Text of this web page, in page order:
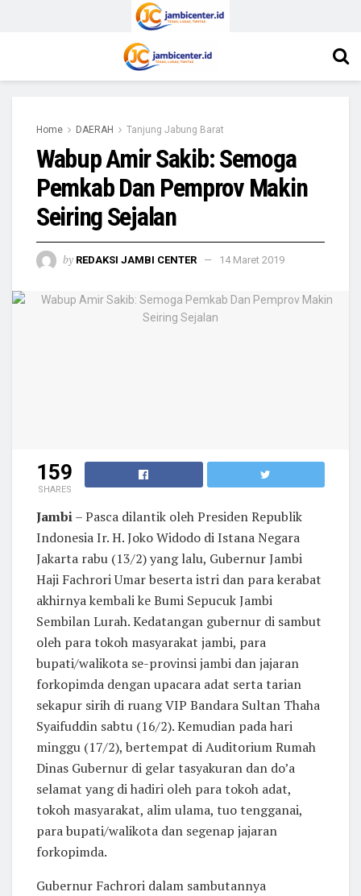
Home DAERAH Tanjung Jabung Barat
Wabup Amir Sakib: Semoga
Pemkab Dan Pemprov Makin
Seiring Sejalan
by REDAKSI JAMBI CENTER 14 Maret 2019
159
SHARES
Jambi– Pasca dilantik oleh Presiden Republik
Indonesia Ir. H. Joko Widodo di Istana Negara
Jakarta rabu (13/2) yang lalu, Gubernur Jambi
Haji Fachrori Umar beserta istri dan para kerabat
akhirnya kembali ke Bumi Sepucuk Jambi
Sembilan Lurah. Kedatangan gubernur di sambut
oleh para tokoh masyarakat jambi, para
bupati/walikota se-provinsi jambi dan jajaran
forkopimda dengan upacara adat serta tarian
sekapur sirih di ruang VIP Bandara Sultan Thaha
Syaifuddin sabtu (16/2). Kemudian pada hari
minggu (17/2), bertempat di Auditorium Rumah
Dinas Gubernur di gelar tasyakuran dan do’a
selamat yang di hadiri oleh para tokoh adat,
tokoh masyarakat, alim ulama, tuo tengganai,
para bupati/walikota dan segenap jajaran
forkopimda.
Gubernur Fachrori dalam sambutannya